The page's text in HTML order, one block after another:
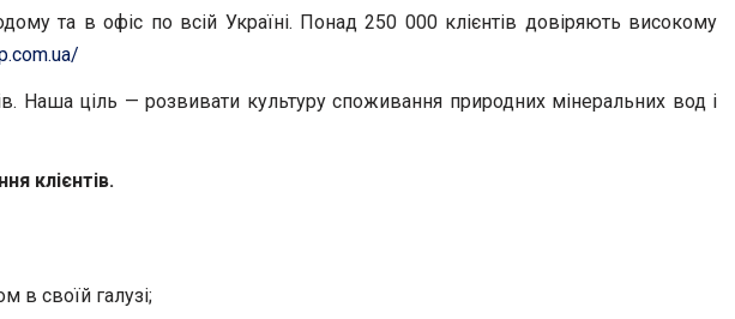
та в офіс по всій Україні. Понад 250 000 клієнтів довіряють високому
Наша ціль — розвивати культуру споживання природних мінеральних вод і
клієнтів.
в своїй галузі;